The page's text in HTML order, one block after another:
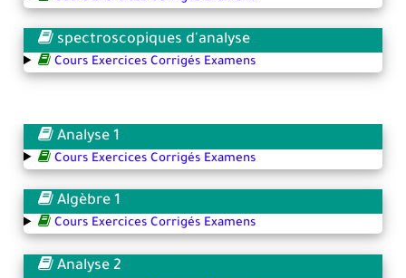
spectroscopiques d'analyse
Cours Exercices Corrigés Examens
Analyse 1
Cours Exercices Corrigés Examens
Algèbre 1
Cours Exercices Corrigés Examens
Analyse 2